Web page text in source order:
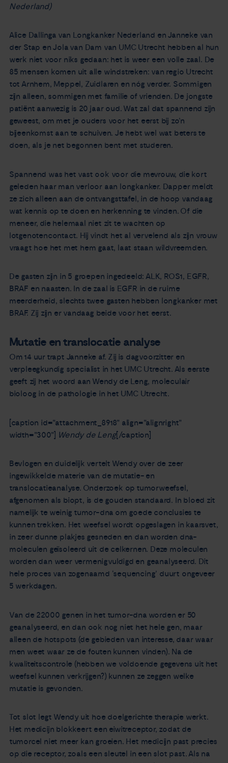
Nederland)
Alice Dallinga van Longkanker Nederland en Janneke van
der Stap en Jola van Dam van UMC Utrecht hebben al hun
werk niet voor niks gedaan: het is weer een volle zaal. De
85 mensen komen uit alle windstreken: van regio Utrecht
tot Arnhem, Meppel, Zuidlaren en nóg verder. Sommigen
zijn alleen, sommigen met familie of vrienden. De jongste
patiënt aanwezig is 20 jaar oud. Wat zal dat spannend zijn
geweest, om met je ouders voor het eerst bij zo’n
bijeenkomst aan te schuiven. Je hebt wel wat beters te
doen, als je net begonnen bent met studeren.
Spannend was het vast ook voor die mevrouw, die kort
geleden haar man verloor aan longkanker. Dapper meldt
ze zich alleen aan de ontvangsttafel, in de hoop vandaag
wat kennis op te doen en herkenning te vinden. Of die
meneer, die helemaal niet zit te wachten op
lotgenotencontact. Hij vindt het al vervelend als zijn vrouw
vraagt hoe het met hem gaat, laat staan wildvreemden.
De gasten zijn in 5 groepen ingedeeld: ALK, ROS1, EGFR,
BRAF en naasten. In de zaal is EGFR in de ruime
meerderheid, slechts twee gasten hebben longkanker met
BRAF. Zij zijn er vandaag beide voor het eerst.
Mutatie en translocatie analyse
Om 14 uur trapt Janneke af. Zij is dagvoorzitter en
verpleegkundig specialist in het UMC Utrecht. Als eerste
geeft zij het woord aan Wendy de Leng, moleculair
bioloog in de pathologie in het UMC Utrecht.
[caption id="attachment_8918" align="alignright"
width="300"] Wendy de Leng[/caption]
Bevlogen en duidelijk vertelt Wendy over de zeer
ingewikkelde materie van de mutatie- en
translocatieanalyse. Onderzoek op tumorweefsel,
afgenomen als biopt, is de gouden standaard. In bloed zit
namelijk te weinig tumor-dna om goede conclusies te
kunnen trekken. Het weefsel wordt opgeslagen in kaarsvet,
in zeer dunne plakjes gesneden en dan worden dna-
moleculen geïsoleerd uit de celkernen. Deze moleculen
worden dan weer vermenigvuldigd en geanalyseerd. Dit
hele proces van zogenaamd ‘sequencing’ duurt ongeveer
5 werkdagen.
Van de 22000 genen in het tumor-dna worden er 50
geanalyseerd, en dan ook nog niet het hele gen, maar
alleen de hotspots (de gebieden van interesse, daar waar
men weet waar ze de fouten kunnen vinden). Na de
kwaliteitscontrole (hebben we voldoende gegevens uit het
weefsel kunnen verkrijgen?) kunnen ze zeggen welke
mutatie is gevonden.
Tot slot legt Wendy uit hoe doelgerichte therapie werkt.
Het medicijn blokkeert een eiwitreceptor, zodat de
tumorcel niet meer kan groeien. Het medicijn past precies
op die receptor, zoals een sleutel in een slot past. Als na